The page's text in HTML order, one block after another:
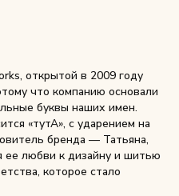
открытой в 2009 году
что компанию основали
буквы наших имен.
«тутА», с ударением на
бренда — Татьяна,
ее любви к дизайну и шитью
которое стало